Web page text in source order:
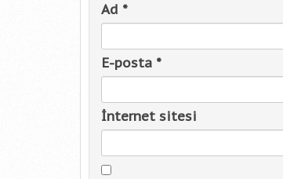
Ad *
E-posta *
İnternet sitesi